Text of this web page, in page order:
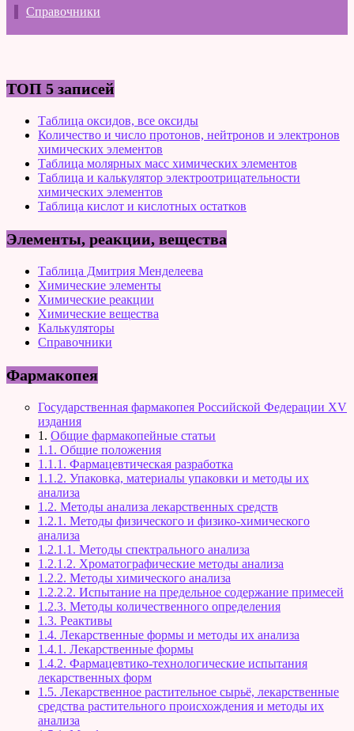
Справочники
ТОП 5 записей
Таблица оксидов, все оксиды
Количество и число протонов, нейтронов и электронов
химических элементов
Таблица молярных масс химических элементов
Таблица и калькулятор электроотрицательности
химических элементов
Таблица кислот и кислотных остатков
Элементы, реакции, вещества
Таблица Дмитрия Менделеева
Химические элементы
Химические реакции
Химические вещества
Калькуляторы
Справочники
Фармакопея
Государственная фармакопея Российской Федерации XV
издания
1. Общие фармакопейные статьи
1.1. Общие положения
1.1.1. Фармацевтическая разработка
1.1.2. Упаковка, материалы упаковки и методы их
анализа
1.2. Методы анализа лекарственных средств
1.2.1. Методы физического и физико-химического
анализа
1.2.1.1. Методы спектрального анализа
1.2.1.2. Хроматографические методы анализа
1.2.2. Методы химического анализа
1.2.2.2. Испытание на предельное содержание примесей
1.2.3. Методы количественного определения
1.3. Реактивы
1.4. Лекарственные формы и методы их анализа
1.4.1. Лекарственные формы
1.4.2. Фармацевтико-технологические испытания
лекарственных форм
1.5. Лекарственное растительное сырьё, лекарственные
средства растительного происхождения и методы их
анализа